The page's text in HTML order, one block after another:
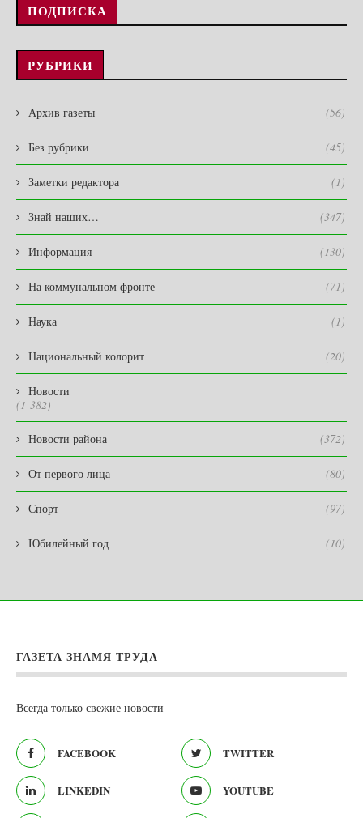
ПОДПИСКА
РУБРИКИ
Архив газеты (56)
Без рубрики (45)
Заметки редактора (1)
Знай наших… (347)
Информация (130)
На коммунальном фронте (71)
Наука (1)
Национальный колорит (20)
Новости
(1 382)
Новости района (372)
От первого лица (80)
Спорт (97)
Юбилейный год (10)
ГАЗЕТА ЗНАМЯ ТРУДА
Всегда только свежие новости
FACEBOOK TWITTER
LINKEDIN YOUTUBE